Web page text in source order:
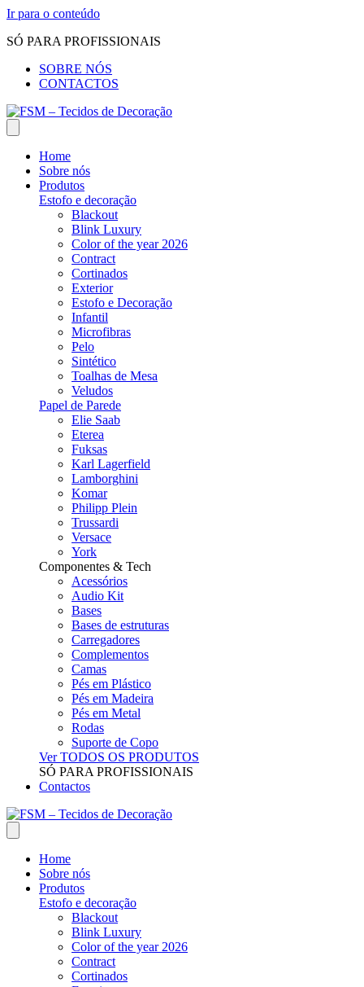
Ir para o conteúdo
SÓ PARA PROFISSIONAIS
SOBRE NÓS
CONTACTOS
Home
Sobre nós
Produtos
Estofo e decoração
Blackout
Blink Luxury
Color of the year 2026
Contract
Cortinados
Exterior
Estofo e Decoração
Infantil
Microfibras
Pelo
Sintético
Toalhas de Mesa
Veludos
Papel de Parede
Elie Saab
Eterea
Fuksas
Karl Lagerfield
Lamborghini
Komar
Philipp Plein
Trussardi
Versace
York
Componentes & Tech
Acessórios
Audio Kit
Bases
Bases de estruturas
Carregadores
Complementos
Camas
Pés em Plástico
Pés em Madeira
Pés em Metal
Rodas
Suporte de Copo
Ver TODOS OS PRODUTOS
SÓ PARA PROFISSIONAIS
Contactos
Home
Sobre nós
Produtos
Estofo e decoração
Blackout
Blink Luxury
Color of the year 2026
Contract
Cortinados